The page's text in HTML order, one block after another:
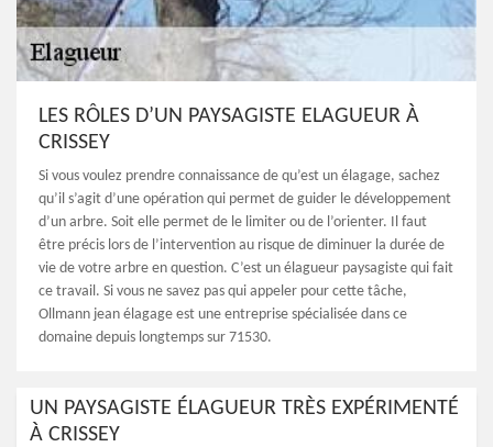
LES RÔLES D’UN PAYSAGISTE ELAGUEUR À
CRISSEY
Si vous voulez prendre connaissance de qu’est un élagage, sachez
qu’il s’agit d’une opération qui permet de guider le développement
d’un arbre. Soit elle permet de le limiter ou de l’orienter. Il faut
être précis lors de l’intervention au risque de diminuer la durée de
vie de votre arbre en question. C’est un élagueur paysagiste qui fait
ce travail. Si vous ne savez pas qui appeler pour cette tâche,
Ollmann jean élagage est une entreprise spécialisée dans ce
domaine depuis longtemps sur 71530.
UN PAYSAGISTE ÉLAGUEUR TRÈS EXPÉRIMENTÉ
À CRISSEY